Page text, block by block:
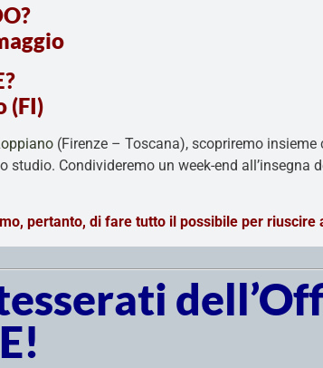
(FI)
(Firenze – Toscana), scopriremo insieme
Condivideremo un week-end all’insegna
pertanto, di fare tutto il possibile per riuscire